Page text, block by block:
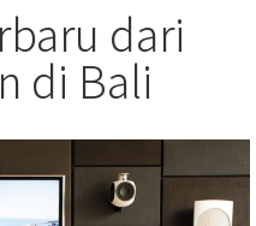
dari
di Bali